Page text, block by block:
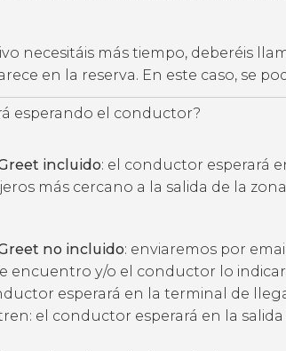
necesitáis más tiempo, deberéis
en la reserva. En este caso, se
esperando el conductor?
incluido: el conductor esperará
más cercano a la salida de la
no incluido: enviaremos por
encuentro y/o el conductor lo
esperará en la terminal de
el conductor esperará en la